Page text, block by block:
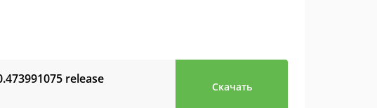
release
Скачать